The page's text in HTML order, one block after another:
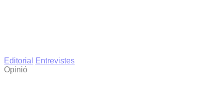
Editorial
Entrevistes
Opinió